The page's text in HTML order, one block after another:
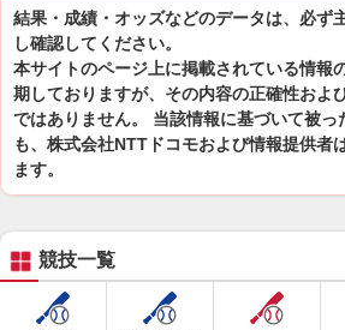
結果・成績・オッズなどのデータは、必ず
し確認してください。
本サイトのページ上に掲載されている情報
期しておりますが、その内容の正確性およ
ではありません。 当該情報に基づいて被っ
も、株式会社NTTドコモおよび情報提供者
ます。
競技一覧